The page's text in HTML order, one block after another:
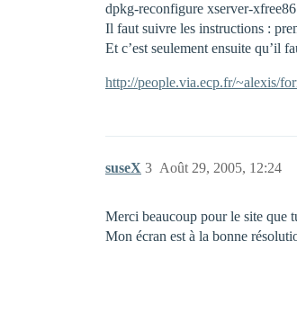
dpkg-reconfigure xserver-
Il faut suivre les instructions :
Et c’est seulement ensuite qu’il
http://people.via.ecp.fr/~alexis/
suseX Août 29, 2005, 12:24
3
Merci beaucoup pour le site que
Mon écran est à la bonne